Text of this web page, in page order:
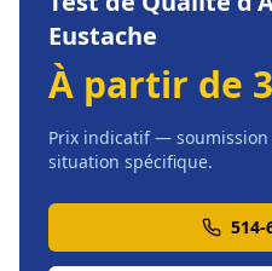
Eustache
À partir de
Prix indicatif —
situation spécifique.
514-